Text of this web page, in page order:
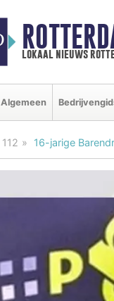
lokaal nieuws
Algemeen
112 16-jarige